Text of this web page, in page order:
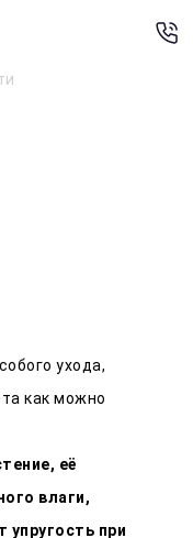
ухода,
как можно
её
влаги,
при